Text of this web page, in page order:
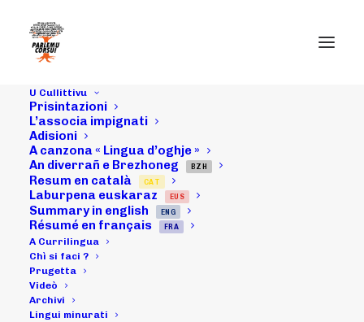
U Cullittivu
Prisintazioni
L’associa impignati
Adisioni
A canzona « Lingua d’oghje »
An diverrañ e Brezhoneg
BZH
Resum en català CAT
Laburpena euskaraz EUS
Summary in english ENG
Résumé en français FRA
A Currilingua
Chì si faci ?
Prugetta
Videò
Archivi
Lingui minurati
Day: June 5, 2021